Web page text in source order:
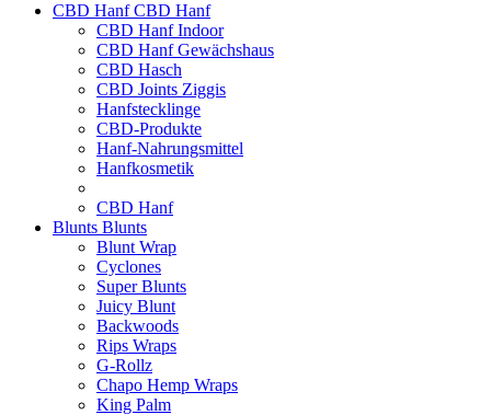
CBD HanfCBD Hanf
CBD Hanf Indoor
CBD Hanf Gewächshaus
CBD Hasch
CBD Joints Ziggis
Hanfstecklinge
CBD-Produkte
Hanf-Nahrungsmittel
Hanfkosmetik
CBD Hanf
Blunts Blunts
Blunt Wrap
Cyclones
Super Blunts
Juicy Blunt
Backwoods
Rips Wraps
G-Rollz
Chapo Hemp Wraps
King Palm